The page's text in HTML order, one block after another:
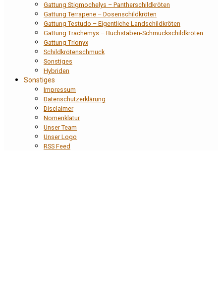
Gattung Stigmochelys – Pantherschildkröten
Gattung Terrapene – Dosenschildkröten
Gattung Testudo – Eigentliche Landschildkröten
Gattung Trachemys – Buchstaben-Schmuckschildkröten
Gattung Trionyx
Schildkrötenschmuck
Sonstiges
Hybriden
Sonstiges
Impressum
Datenschutzerklärung
Disclaimer
Nomenklatur
Unser Team
Unser Logo
RSS Feed